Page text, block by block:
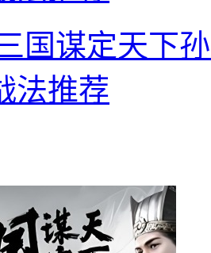
国谋定天下
法推荐